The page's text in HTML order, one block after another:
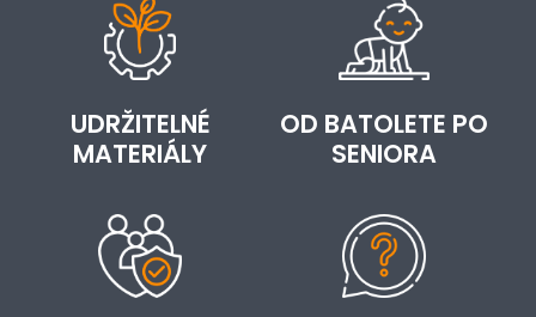
UDRŽITELNÉ
MATERIÁLY
OD BATOLETE PO
SENIORA